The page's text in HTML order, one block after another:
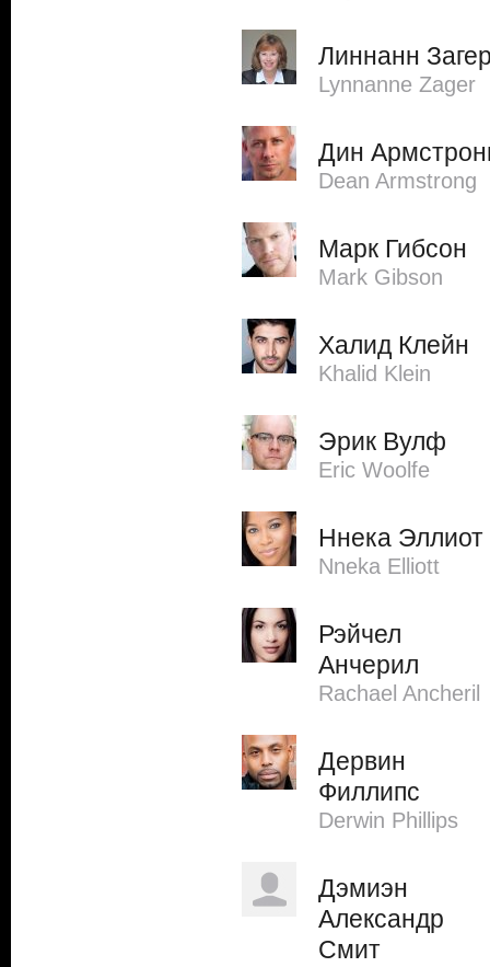
Линнанн
Lynnanne Zager
Дин
Dean Armstrong
Марк Гибсон
Mark Gibson
Халид Клейн
Khalid Klein
Эрик Вулф
Eric Woolfe
Ннека Эллиот
Nneka Elliott
Рэйчел
Анчерил
Rachael Ancheril
Дервин
Филлипс
Derwin Phillips
Дэмиэн
Александр
Смит